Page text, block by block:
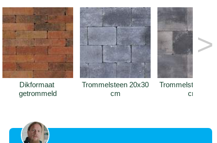
Dikformaat
getrommeld
Trommelsteen 20x30
cm
Trommelsteen
cm
>